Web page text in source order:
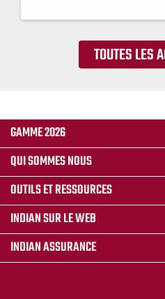
TOUTES LES
GAMME 2026
QUI SOMMES NOUS
OUTILS ET RESSOURCES
INDIAN SUR LE WEB
INDIAN ASSURANCE